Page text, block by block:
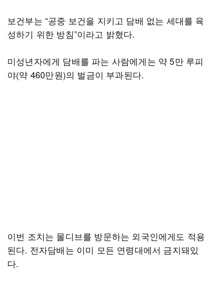
보건부는 “공중 보건을 지키고 담배 없는 세대를 육
성하기 위한 방침”이라고 밝혔다.
미성년자에게 담배를 파는 사람에게는 약 5만 루피
야(약 460만원)의 벌금이 부과된다.
이번 조치는 몰디브를 방문하는 외국인에게도 적용
된다. 전자담배는 이미 모든 연령대에서 금지돼있
다.